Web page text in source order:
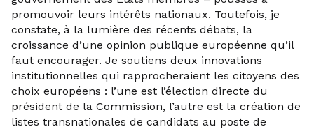
promouvoir leurs intérêts nationaux. Toutefois, je
constate, à la lumière des récents débats, la
croissance d’une opinion publique européenne qu’il
faut encourager. Je soutiens deux innovations
institutionnelles qui rapprocheraient les citoyens des
choix européens : l’une est l’élection directe du
président de la Commission, l’autre est la création de
listes transnationales de candidats au poste de